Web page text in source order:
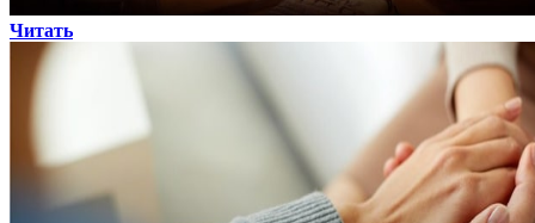
Читать